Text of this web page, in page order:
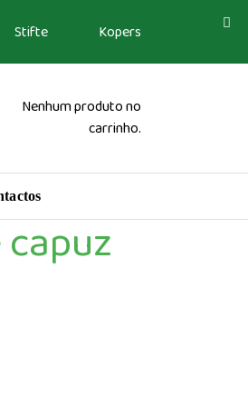
Stifte Kopers
Nenhum produto no
carrinho.